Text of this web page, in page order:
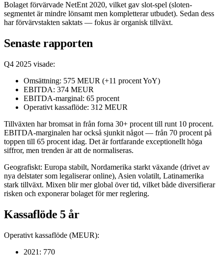
Bolaget förvärvade NetEnt 2020, vilket gav slot-spel (sloten-
segmentet är mindre lönsamt men kompletterar utbudet). Sedan dess
har förvärvstakten saktats — fokus är organisk tillväxt.
Senaste rapporten
Q4 2025 visade:
Omsättning: 575 MEUR (+11 procent YoY)
EBITDA: 374 MEUR
EBITDA-marginal: 65 procent
Operativt kassaflöde: 312 MEUR
Tillväxten har bromsat in från forna 30+ procent till runt 10 procent.
EBITDA-marginalen har också sjunkit något — från 70 procent på
toppen till 65 procent idag. Det är fortfarande exceptionellt höga
siffror, men trenden är att de normaliseras.
Geografiskt: Europa stabilt, Nordamerika starkt växande (drivet av
nya delstater som legaliserar online), Asien volatilt, Latinamerika
stark tillväxt. Mixen blir mer global över tid, vilket både diversifierar
risken och exponerar bolaget för mer reglering.
Kassaflöde 5 år
Operativt kassaflöde (MEUR):
2021: 770